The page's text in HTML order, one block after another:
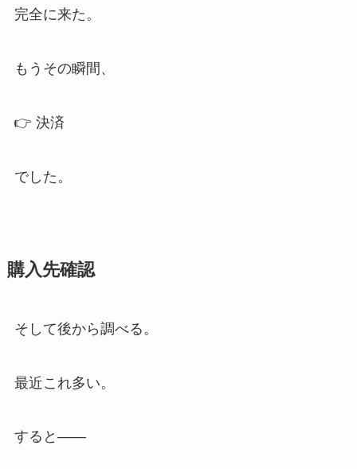
完全に来た。
もうその瞬間、
👉 決済
でした。
購入先確認
そして後から調べる。
最近これ多い。
すると――